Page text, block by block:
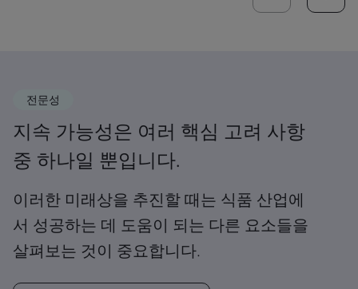
전문성
지속 가능성은 여러 핵심 고려 사항
중 하나일 뿐입니다.
이러한 미래상을 추진할 때는 식품 산업에
서 성공하는 데 도움이 되는 다른 요소들을
살펴보는 것이 중요합니다.